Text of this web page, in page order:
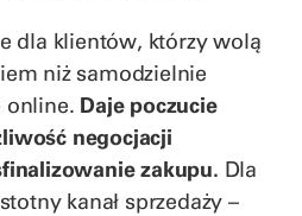
dla klientów, którzy wolą
niż samodzielnie
online. Daje poczucie
negocjacji
zakupu. Dla
kanał sprzedaży –